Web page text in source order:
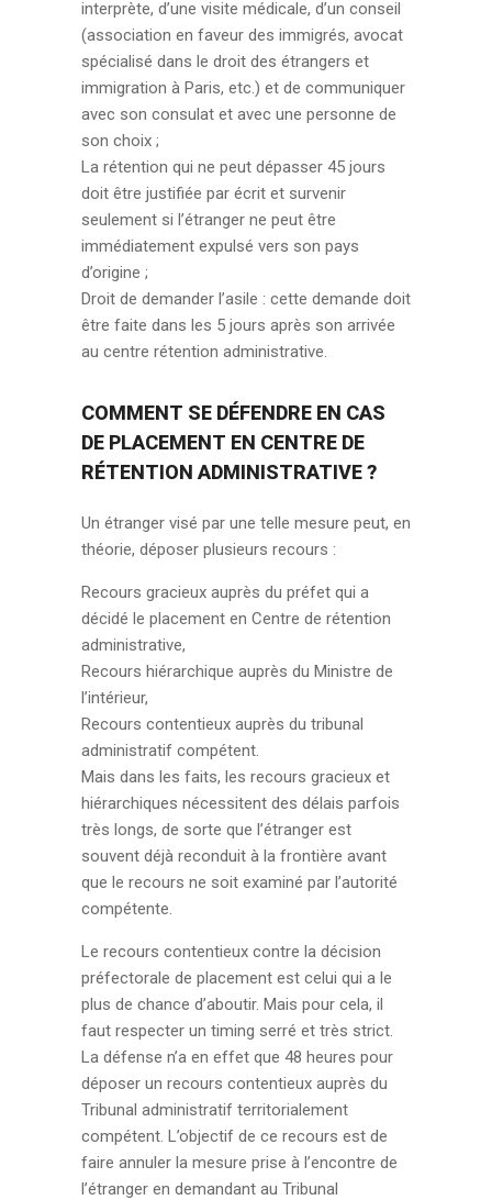
interprète, d’une visite médicale, d’un conseil
(association en faveur des immigrés, avocat
spécialisé dans le droit des étrangers et
immigration à Paris, etc.) et de communiquer
avec son consulat et avec une personne de
son choix ;
La rétention qui ne peut dépasser 45 jours
doit être justifiée par écrit et survenir
seulement si l’étranger ne peut être
immédiatement expulsé vers son pays
d’origine ;
Droit de demander l’asile : cette demande doit
être faite dans les 5 jours après son arrivée
au centre rétention administrative.
COMMENT SE DÉFENDRE EN CAS
DE PLACEMENT EN CENTRE DE
RÉTENTION ADMINISTRATIVE ?
Un étranger visé par une telle mesure peut, en
théorie, déposer plusieurs recours :
Recours gracieux auprès du préfet qui a
décidé le placement en Centre de rétention
administrative,
Recours hiérarchique auprès du Ministre de
l’intérieur,
Recours contentieux auprès du tribunal
administratif compétent.
Mais dans les faits, les recours gracieux et
hiérarchiques nécessitent des délais parfois
très longs, de sorte que l’étranger est
souvent déjà reconduit à la frontière avant
que le recours ne soit examiné par l’autorité
compétente.
Le recours contentieux contre la décision
préfectorale de placement est celui qui a le
plus de chance d’aboutir. Mais pour cela, il
faut respecter un timing serré et très strict.
La défense n’a en effet que 48 heures pour
déposer un recours contentieux auprès du
Tribunal administratif territorialement
compétent. L’objectif de ce recours est de
faire annuler la mesure prise à l’encontre de
l’étranger en demandant au Tribunal